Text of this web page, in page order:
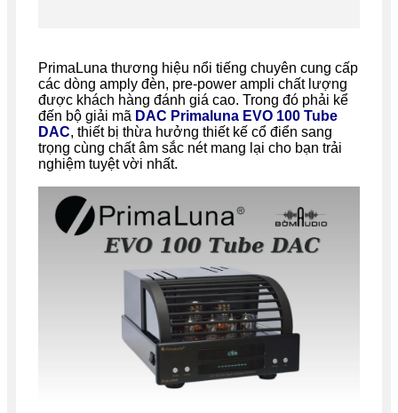
PrimaLuna thương hiệu nổi tiếng chuyên cung cấp
các dòng amply đèn, pre-power ampli chất lượng
được khách hàng đánh giá cao. Trong đó phải kể
đến bộ giải mã DAC Primaluna EVO 100 Tube
DAC, thiết bị thừa hưởng thiết kế cổ điển sang
trọng cùng chất âm sắc nét mang lại cho bạn trải
nghiệm tuyệt vời nhất.